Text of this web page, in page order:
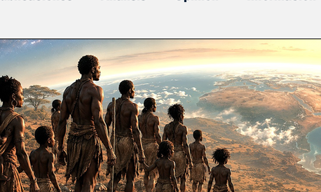
Psicología y Salud